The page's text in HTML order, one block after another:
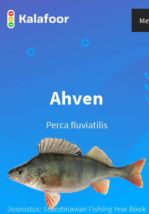
Ahven
Perca fluviatilis
Joonistus: Scandinavian Fishing Year Book